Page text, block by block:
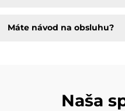
Máte návod na obsluhu?
Naša